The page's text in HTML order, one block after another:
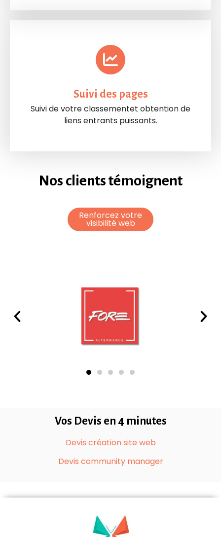
Suivi des pages
Suivi de votre classementet obtention de
liens entrants puissants.
Nos clients témoignent​
Renforcez votre
visibilité web
Renforcez votre
visibilité web
Vos Devis en 4 minutes
Devis création site web
Devis community manager